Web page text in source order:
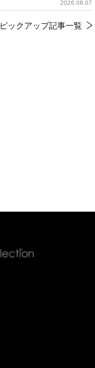
2026.08.07
ピックアップ記事一覧